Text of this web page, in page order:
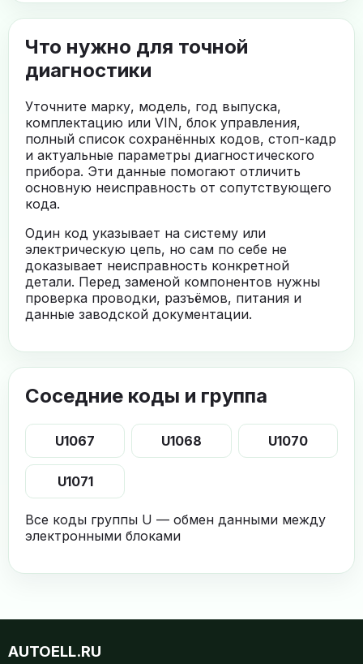
Что нужно для точной
диагностики
Уточните марку, модель, год выпуска,
комплектацию или VIN, блок управления,
полный список сохранённых кодов, стоп-кадр
и актуальные параметры диагностического
прибора. Эти данные помогают отличить
основную неисправность от сопутствующего
кода.
Один код указывает на систему или
электрическую цепь, но сам по себе не
доказывает неисправность конкретной
детали. Перед заменой компонентов нужны
проверка проводки, разъёмов, питания и
данные заводской документации.
Соседние коды и группа
U1067 U1068 U1070
U1071
Все коды группы U — обмен данными между
электронными блоками
AUTOELL.RU